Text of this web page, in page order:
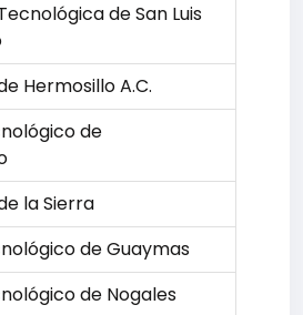
de San Luis
Hermosillo A.C.
de
la Sierra
de Guaymas
de Nogales